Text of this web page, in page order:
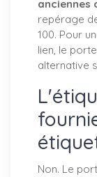
anciennes
repérage
100. Pour
lien, le
alternative
Non. Le